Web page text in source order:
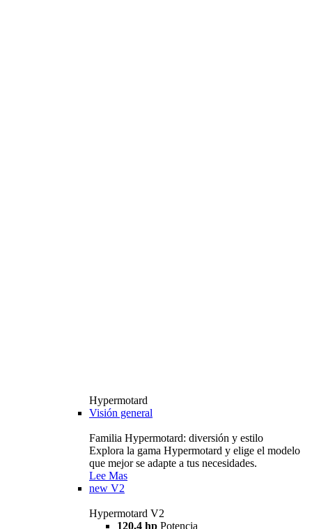
Hypermotard
Visión general
Familia Hypermotard: diversión y estilo
Explora la gama Hypermotard y elige el modelo
que mejor se adapte a tus necesidades.
Lee Mas
new V2
Hypermotard V2
120,4 hp Potencia